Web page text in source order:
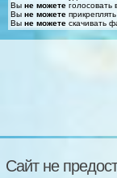
Вы не можете голосовать
Вы не можете
Вы не можете скачивать
Сайт не